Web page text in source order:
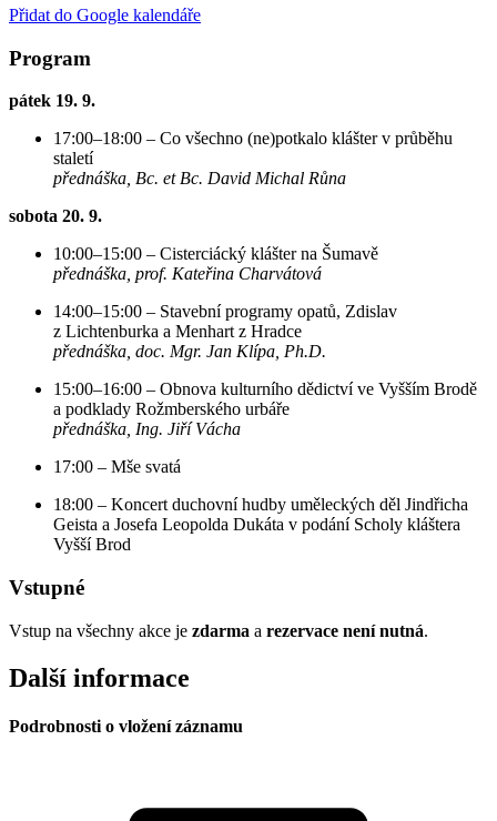
Přidat do Google kalendáře
Program
pátek 19. 9.
17:00–18:00 – Co všechno (ne)potkalo klášter v průběhu
staletí
přednáška, Bc. et Bc. David Michal Růna
sobota 20. 9.
10:00–15:00 – Cisterciácký klášter na Šumavě
přednáška, prof. Kateřina Charvátová
14:00–15:00 – Stavební programy opatů, Zdislav
z Lichtenburka a Menhart z Hradce
přednáška, doc. Mgr. Jan Klípa, Ph.D.
15:00–16:00 – Obnova kulturního dědictví ve Vyšším Brodě
a podklady Rožmberského urbáře
přednáška, Ing. Jiří Vácha
17:00 – Mše svatá
18:00 – Koncert duchovní hudby uměleckých děl Jindřicha
Geista a Josefa Leopolda Dukáta v podání Scholy kláštera
Vyšší Brod
Vstupné
Vstup na všechny akce je zdarma a rezervace není nutná.
Další informace
Podrobnosti o vložení záznamu